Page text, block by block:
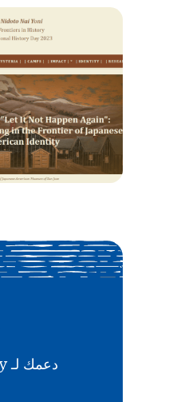
دعمك لـ National History Day هو استثمار في المستقبل